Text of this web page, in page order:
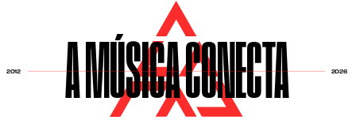
A MÚSICA CONECTA
2012 2026